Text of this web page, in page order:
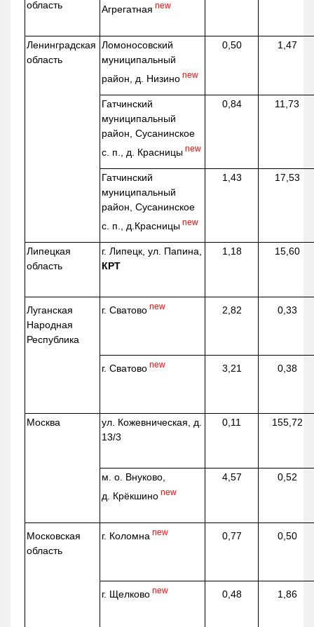
область
Агрегатная new
Ленинградская
область
Ломоносовский
муниципальный
район, д. Низино new
0,50 1,47
Гатчинский
муниципальный
район, Сусанинское
с. п., д. Красницы new
0,84 11,73
Гатчинский
муниципальный
район, Сусанинское
с. п., д.Красницы new
1,43 17,53
Липецкая
область
г. Липецк, ул. Папина,
КРТ
1,18 15,60
Луганская
Народная
Республика
г. Сватово new 2,82 0,33
г. Сватово new 3,21 0,38
Москва ул. Кожевническая, д.
13/3
0,11 155,72
м. о. Внуково,
д. Крёкшино new
4,57 0,52
Московская
область
г. Коломна new 0,77 0,50
г. Щелково new 0,48 1,86